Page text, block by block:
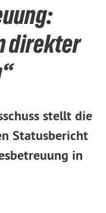
direkter
stellt die
Statusbericht
in